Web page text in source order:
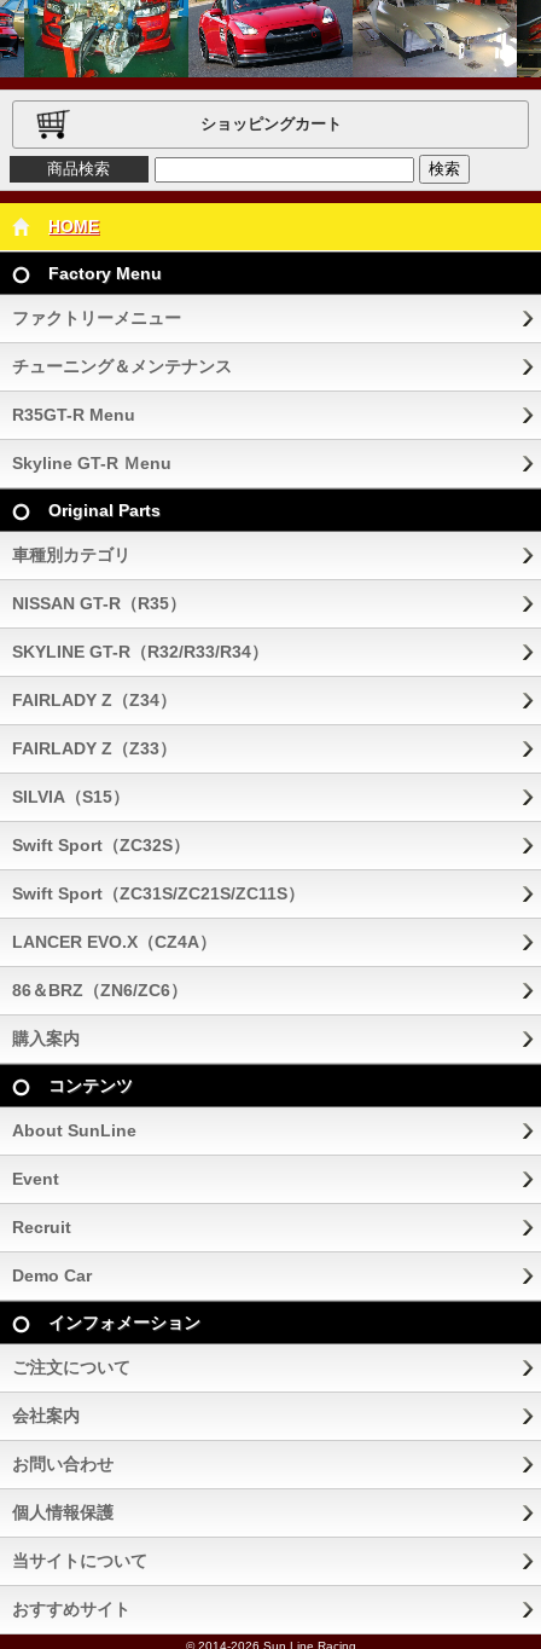
ショッピングカート
商品検索
HOME
Factory Menu
ファクトリーメニュー
チューニング＆メンテナンス
R35GT-R Menu
Skyline GT-R Ｍenu
Original Parts
車種別カテゴリ
NISSAN GT-R（R35）
SKYLINE GT-R（R32/R33/R34）
FAIRLADY Z（Z34）
FAIRLADY Z（Z33）
SILVIA（S15）
Swift Sport（ZC32S）
Swift Sport（ZC31S/ZC21S/ZC11S）
LANCER EVO.X（CZ4A）
86＆BRZ（ZN6/ZC6）
購入案内
コンテンツ
About SunLine
Event
Recruit
Demo Car
インフォメーション
ご注文について
会社案内
お問い合わせ
個人情報保護
当サイトについて
おすすめサイト
©2014-2026 Sun Line Racing